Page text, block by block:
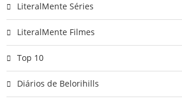
LiteralMente Séries
LiteralMente Filmes
Top 10
Diários de Belorihills